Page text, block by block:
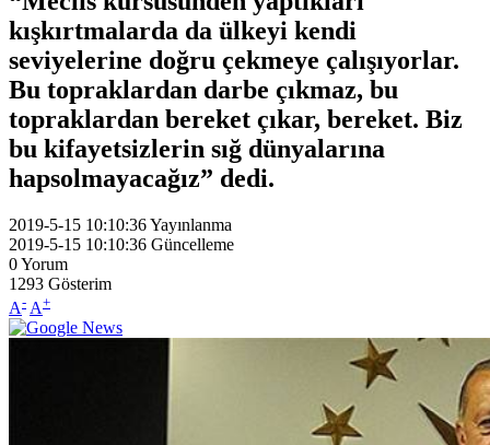
kışkırtmalarda da ülkeyi kendi
seviyelerine doğru çekmeye çalışıyorlar.
Bu topraklardan darbe çıkmaz, bu
topraklardan bereket çıkar, bereket. Biz
bu kifayetsizlerin sığ dünyalarına
hapsolmayacağız” dedi.
2019-5-15 10:10:36Yayınlanma
2019-5-15 10:10:36 Güncelleme
0Yorum
1293 Gösterim
A- A+